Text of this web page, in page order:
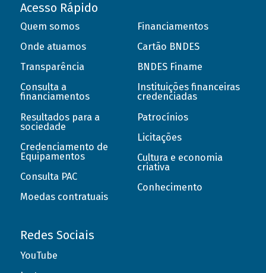
Acesso Rápido
Quem somos
Onde atuamos
Transparência
Consulta a
financiamentos
Resultados para a
sociedade
Credenciamento de
Equipamentos
Consulta PAC
Moedas contratuais
Financiamentos
Cartão BNDES
BNDES Finame
Instituições financeiras
credenciadas
Patrocínios
Licitações
Cultura e economia
criativa
Conhecimento
Redes Sociais
YouTube